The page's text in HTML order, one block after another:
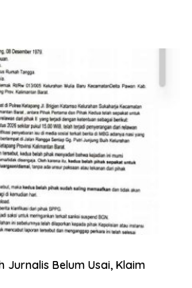
Jurnalis Belum Usai, Klaim